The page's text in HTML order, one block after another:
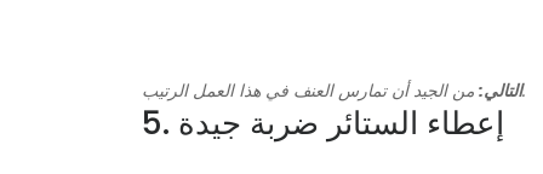
التالي:من الجيد أن تمارس العنف في هذا العمل الرتيب.
5. إعطاء الستائر ضربة جيدة